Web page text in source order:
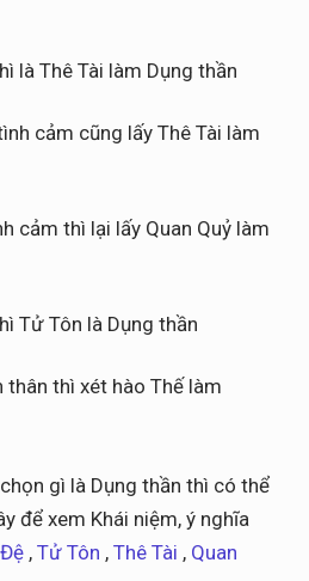
là Thê Tài làm Dụng thần
cảm cũng lấy Thê Tài làm
cảm thì lại lấy Quan Quỷ làm
Tử Tôn là Dụng thần
thân thì xét hào Thế làm
gì là Dụng thần thì có thể
để xem Khái niệm, ý nghĩa
, Tử Tôn , Thê Tài , Quan